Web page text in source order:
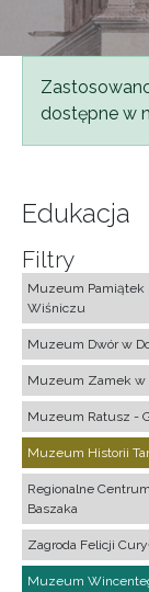
dostępne w
Edukacja
Filtry
Muzeum Pamiątek
Wiśniczu
Muzeum Dwór w
Muzeum Zamek w
Muzeum Ratusz -
Muzeum Historii
Regionalne
Baszaka
Zagroda Felicji
Muzeum